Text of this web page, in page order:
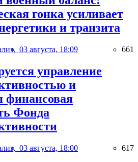
гонка усиливает
и транзита
03 августа, 18:09 661
управление
и
финансовая
Фонда
03 августа, 18:00 617